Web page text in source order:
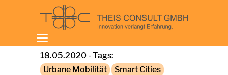
Toggle
navigation
18.05.2020 - Tags:
Urbane Mobilität
Smart Cities